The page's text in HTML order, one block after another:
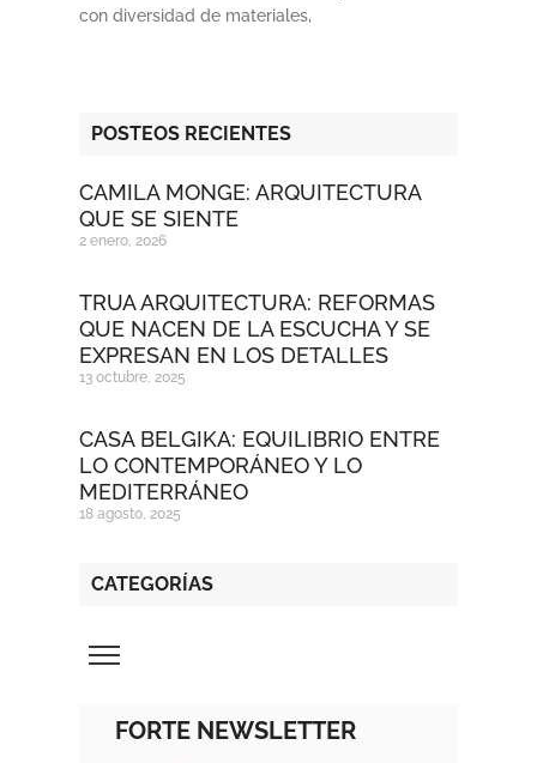
con diversidad de materiales,
POSTEOS RECIENTES
CAMILA MONGE: ARQUITECTURA
QUE SE SIENTE
2 enero, 2026
TRUA ARQUITECTURA: REFORMAS
QUE NACEN DE LA ESCUCHA Y SE
EXPRESAN EN LOS DETALLES
13 octubre, 2025
CASA BELGIKA: EQUILIBRIO ENTRE
LO CONTEMPORÁNEO Y LO
MEDITERRÁNEO
18 agosto, 2025
CATEGORÍAS
FORTE NEWSLETTER